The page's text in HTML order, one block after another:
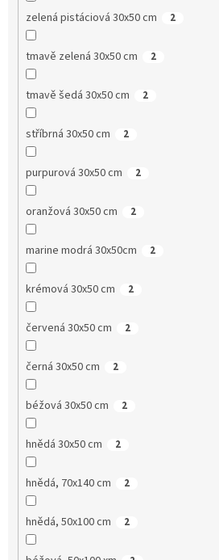
zelená pistáciová 30x50 cm 2
tmavě zelená 30x50 cm 2
tmavě šedá 30x50 cm 2
stříbrná 30x50 cm 2
purpurová 30x50 cm 2
oranžová 30x50 cm 2
marine modrá 30x50cm 2
krémová 30x50 cm 2
červená 30x50 cm 2
černá 30x50 cm 2
béžová 30x50 cm 2
hnědá 30x50 cm 2
hnědá, 70x140 cm 2
hnědá, 50x100 cm 2